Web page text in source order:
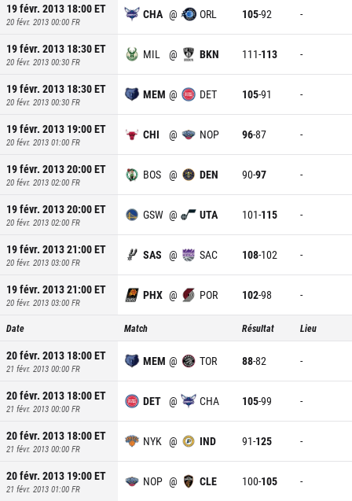
19 févr. 2013 18:00ET
20 févr. 2013 00:00 FR
CHA @ ORL 105-92 -
19 févr. 2013 18:30ET
20 févr. 2013 00:30 FR
MIL @ BKN 111-113 -
19 févr. 2013 18:30ET
20 févr. 2013 00:30 FR
MEM @ DET 105-91 -
19 févr. 2013 19:00ET
20 févr. 2013 01:00 FR
CHI @ NOP 96-87 -
19 févr. 2013 20:00ET
20 févr. 2013 02:00 FR
BOS @ DEN 90-97 -
19 févr. 2013 20:00ET
20 févr. 2013 02:00 FR
GSW @ UTA 101-115 -
19 févr. 2013 21:00ET
20 févr. 2013 03:00 FR
SAS @ SAC 108-102 -
19 févr. 2013 21:00ET
20 févr. 2013 03:00 FR
PHX @ POR 102-98 -
Date Match Résultat Lieu
20 févr. 2013 18:00ET
21 févr. 2013 00:00 FR
MEM @ TOR 88-82 -
20 févr. 2013 18:00ET
21 févr. 2013 00:00 FR
DET @ CHA 105-99 -
20 févr. 2013 18:00ET
21 févr. 2013 00:00 FR
NYK @ IND 91-125 -
20 févr. 2013 19:00ET
21 févr. 2013 01:00 FR
NOP @ CLE 100-105 -